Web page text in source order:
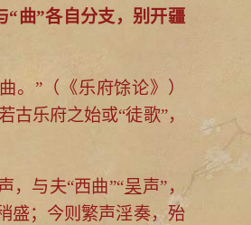
“曲”各自分支，别开疆
。”（《乐府馀论》）
古乐府之始或“徒歌”，
，与夫“西曲”“吴声”，
盛；今则繁声淫奏，殆